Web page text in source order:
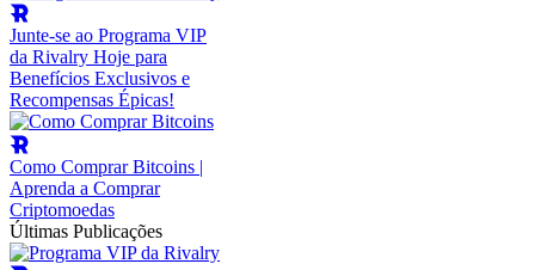
Junte-se ao Programa VIP
da Rivalry Hoje para
Benefícios Exclusivos e
Recompensas Épicas!
Como Comprar Bitcoins |
Aprenda a Comprar
Criptomoedas
Últimas Publicações